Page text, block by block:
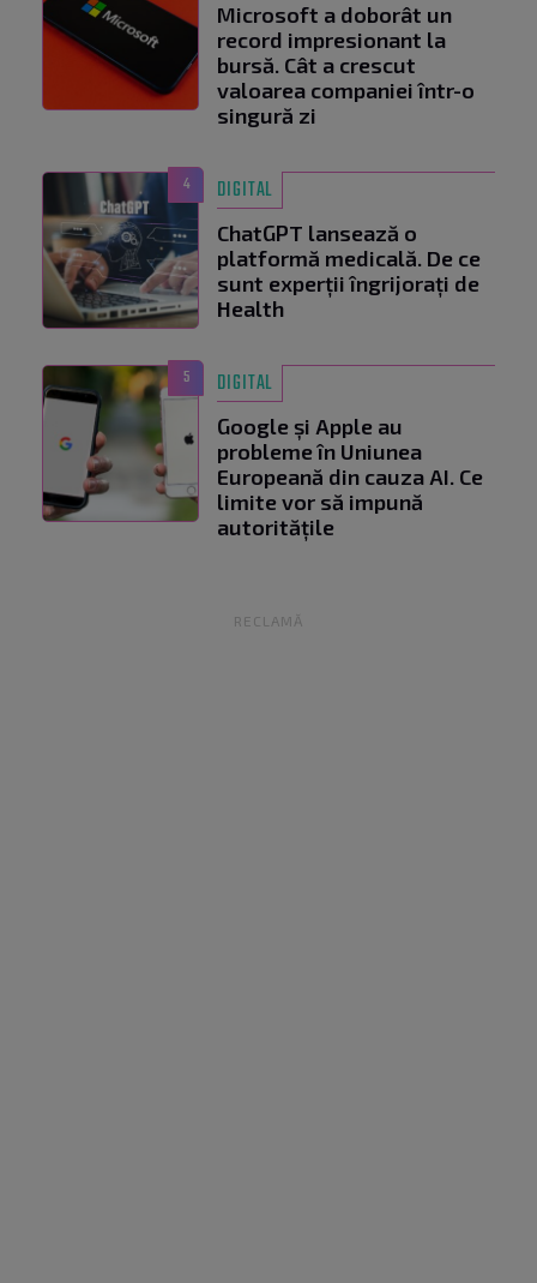
Microsoft a doborât un
record impresionant la
bursă. Cât a crescut
valoarea companiei într-o
singură zi
4 DIGITAL
ChatGPT lansează o
platformă medicală. De ce
sunt experții îngrijorați de
Health
5 DIGITAL
Google și Apple au
probleme în Uniunea
Europeană din cauza AI. Ce
limite vor să impună
autoritățile
RECLAMĂ